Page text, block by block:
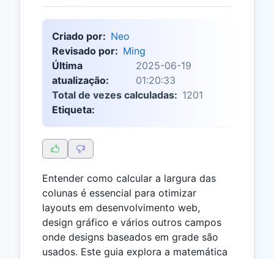
Criado por: Neo
Revisado por: Ming
Última
atualização:
2025-06-19
01:20:33
Total de vezes calculadas: 1201
Etiqueta:
Entender como calcular a largura das
colunas é essencial para otimizar
layouts em desenvolvimento web,
design gráfico e vários outros campos
onde designs baseados em grade são
usados. Este guia explora a matemática